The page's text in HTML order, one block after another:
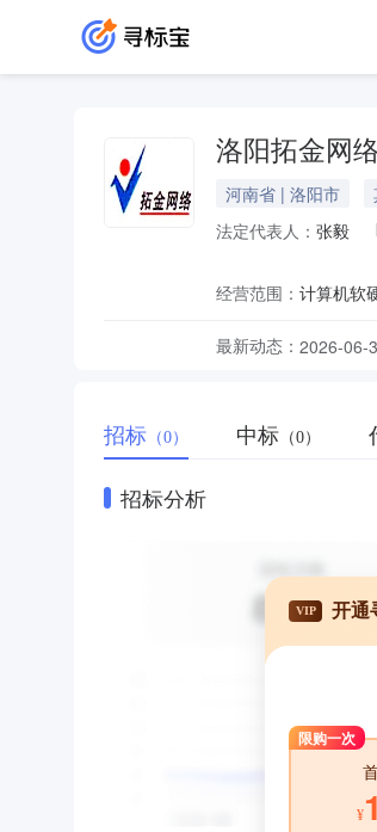
洛阳拓金网
河南省 | 洛阳市
法定代表人： 张毅
经营范围：
最新动态： 2026-06-
招标 （0） 中标 （0）
招标分析
VIP 开通
限购一次
¥